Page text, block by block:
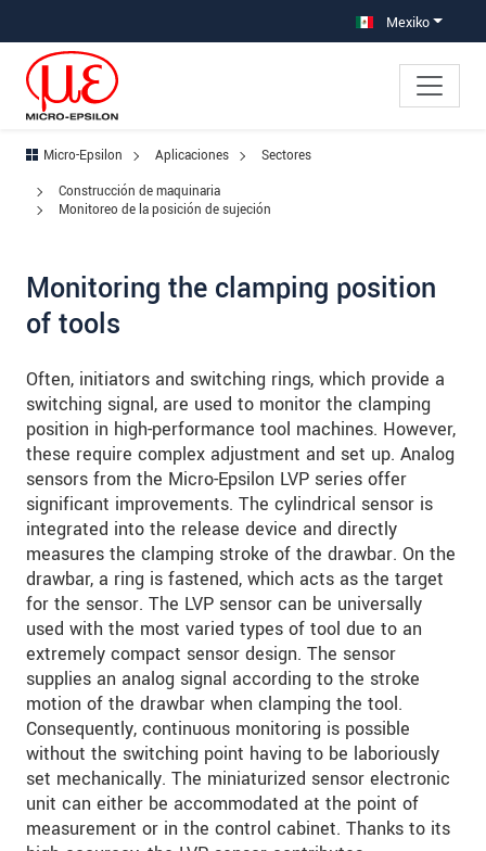
Saltar directamente a la navegación principal Mexiko
Micro-Epsilon Aplicaciones
Sectores
Construcción de maquinaria
Monitoreo de la posición de sujeción
Monitoring the clamping position
of tools
Often, initiators and switching rings, which provide a
switching signal, are used to monitor the clamping
position in high-performance tool machines. However,
these require complex adjustment and set up. Analog
sensors from the Micro-Epsilon LVP series offer
significant improvements. The cylindrical sensor is
integrated into the release device and directly
measures the clamping stroke of the drawbar. On the
drawbar, a ring is fastened, which acts as the target
for the sensor. The LVP sensor can be universally
used with the most varied types of tool due to an
extremely compact sensor design. The sensor
supplies an analog signal according to the stroke
motion of the drawbar when clamping the tool.
Consequently, continuous monitoring is possible
without the switching point having to be laboriously
set mechanically. The miniaturized sensor electronic
unit can either be accommodated at the point of
measurement or in the control cabinet. Thanks to its